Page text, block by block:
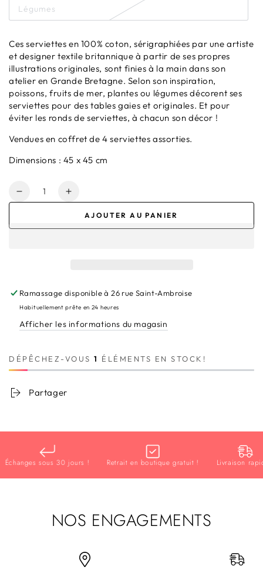
Légumes
Ces serviettes en 100% coton, sérigraphiées par une artiste
et designer textile britannique à partir de ses propres
illustrations originales, sont finies à la main dans son
atelier en Grande Bretagne. Selon son inspiration,
poissons, fruits de mer, plantes ou légumes décorent ses
serviettes pour des tables gaies et originales. Et pour
éviter les ronds de serviettes, à chacun son décor !
Vendues en coffret de 4 serviettes assorties.
Dimensions : 45 x 45 cm
Quantité
Réduire
(Coffret
de
4)
Augmenter
quantité
(Coffret
de
4)
AJOUTER AU PANIER
Ramassage disponible à26 rue Saint-Ambroise
Habituellement prête en 24 heures
Afficher les informations du magasin
DÉPÊCHEZ-VOUS 1 ÉLÉMENTS EN STOCK!
Partager
sous 30 jours ! Retrait en boutique gratuit ! Livraison rapide !
NOS ENGAGEMENTS